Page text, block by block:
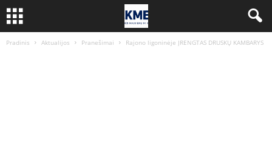
Pradinis Aktualijos Pranešimai Rajono ligoninėje ĮRENGTAS DRUSKŲ KAMBARYS